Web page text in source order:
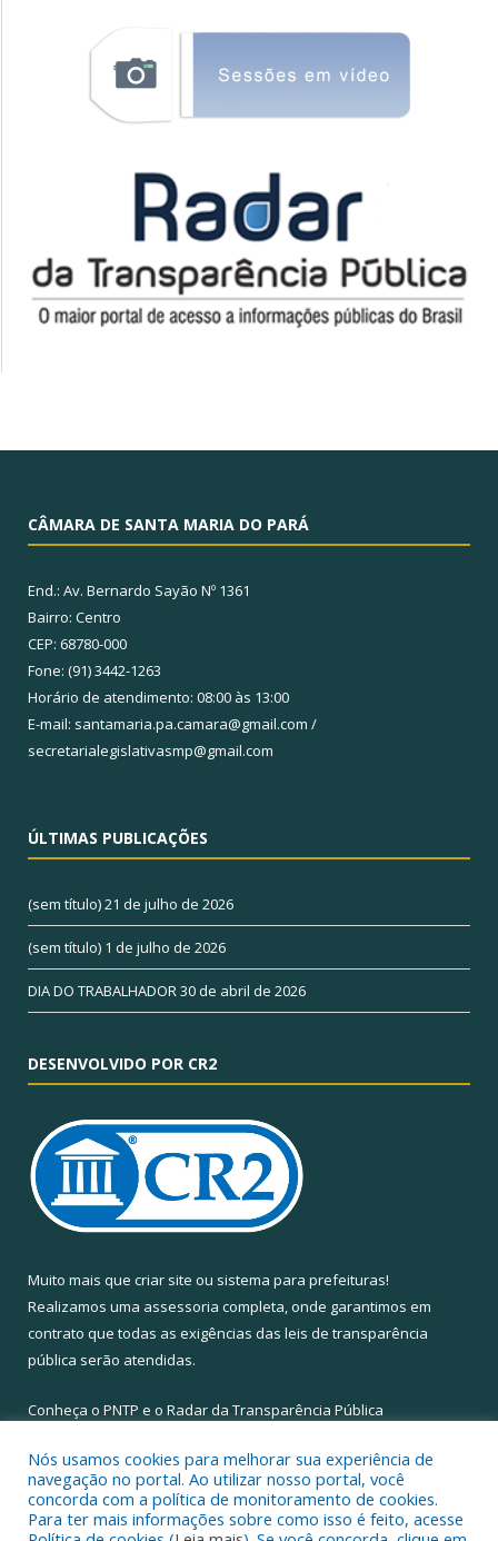
CÂMARA DE SANTA MARIA DO PARÁ
End.: Av. Bernardo Sayão Nº 1361
Bairro: Centro
CEP: 68780-000
Fone: (91) 3442-1263
Horário de atendimento: 08:00 às 13:00
E-mail: santamaria.pa.camara@gmail.com /
secretarialegislativasmp@gmail.com
ÚLTIMAS PUBLICAÇÕES
(sem título)21 de julho de 2026
(sem título) 1 de julho de 2026
DIA DO TRABALHADOR30 de abril de 2026
DESENVOLVIDO POR CR2
Muito mais que criar site ou sistema para prefeituras!
Realizamos uma assessoria completa, onde garantimos em
contrato que todas as exigências das leis de transparência
pública serão atendidas.
Conheça o PNTP e o Radar da Transparência Pública
Todos os direitos reservados a Câmara Municipal de Santa Maria
Nós usamos cookies para melhorar sua experiência de
navegação no portal. Ao utilizar nosso portal, você
concorda com a política de monitoramento de cookies.
Para ter mais informações sobre como isso é feito, acesse